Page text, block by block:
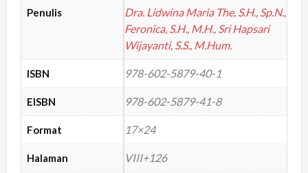
Penulis Dra. Lidwina Maria The, S.H., Sp.N.
Feronica, S.H., M.H. Sri Hapsari
Wijayanti, S.S., M.Hum.
ISBN 978-602-5879-40-1
EISBN 978-602-5879-41-8
Format 17×24
Halaman VIII+126